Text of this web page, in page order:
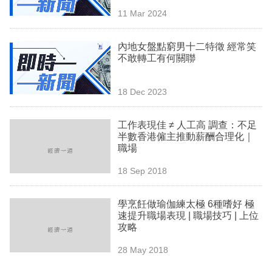
理
業
科
技
生
11 Mar 2024
內地女盤點窮男十二特徵 經常笑
不敢轉工有何關聯
18 Dec 2023
工作表現佳 ≠ 人工高 調查：不足
半數香港僱主推動薪酬合理化｜
職場
18 Sep 2018
學烹飪做瑜伽練太極 6種嗜好 極
速提升職場表現 | 職場技巧 | 上位
攻略
28 May 2018